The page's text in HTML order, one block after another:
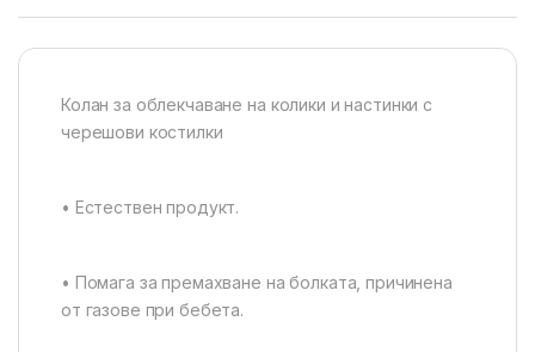
Колан за облекчаване на колики и настинки с
черешови костилки
• Естествен продукт.
• Помага за премахване на болката, причинена
от газове при бебета.